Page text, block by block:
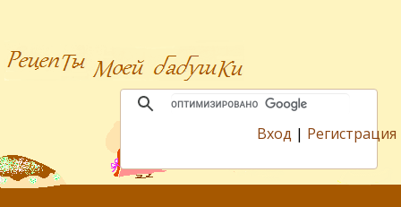
Вход | Регистрация